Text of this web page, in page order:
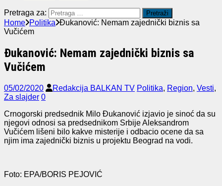
Pretraga za:
Home Politika Đukanović: Nemam zajednički biznis sa
Vučićem
Đukanović: Nemam zajednički biznis sa
Vučićem
05/02/2020 Redakcija BALKAN TV Politika, Region, Vesti,
Za slajder 0
Crnogorski predsednik Milo Đukanović izjavio je sinoć da su
njegovi odnosi sa predsednikom Srbije Aleksandrom
Vučićem lišeni bilo kakve misterije i odbacio ocene da sa
njim ima zajednički biznis u projektu Beograd na vodi.
Foto: EPA/BORIS PEJOVIĆ